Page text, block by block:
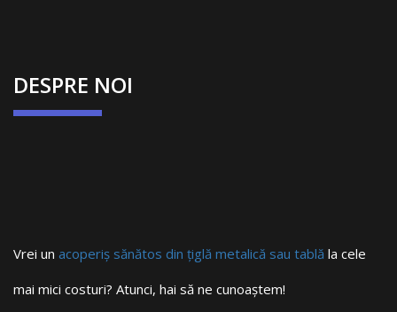
DESPRE NOI
Vrei un acoperiș sănătos din țiglă metalică sau tablă la cele
mai mici costuri? Atunci, hai să ne cunoaștem!